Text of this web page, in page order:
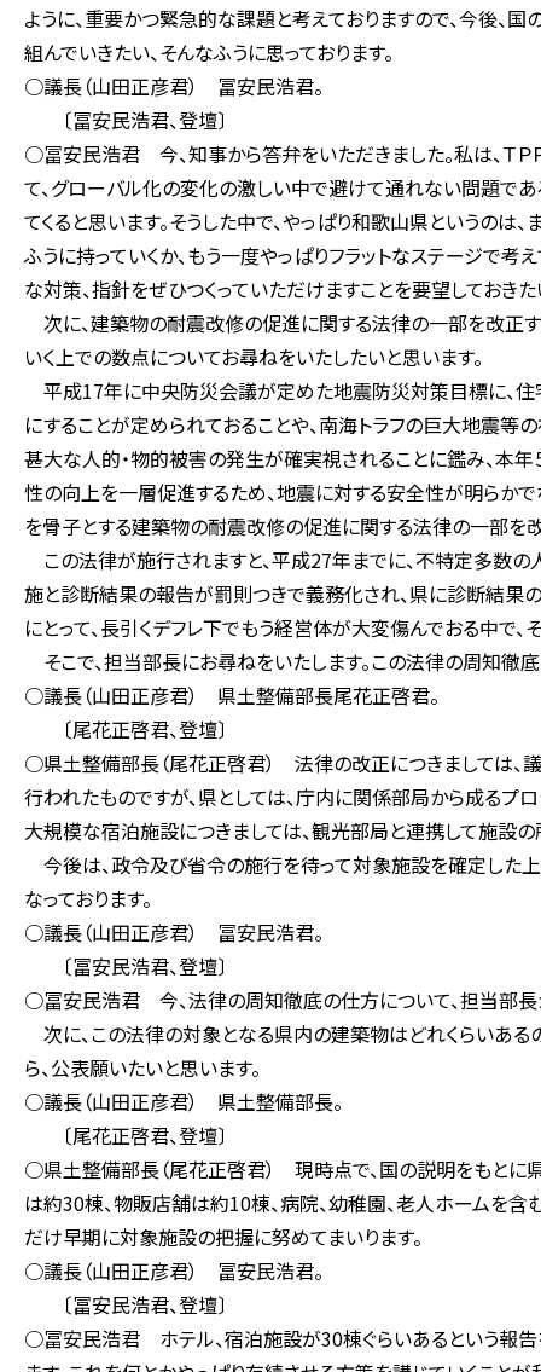
ように、重要かつ緊急的な課題と考えておりますので、今後、
組んでいきたい、そんなふうに思っております。
○議長（山田正彦君） 冨安民浩君。
〔冨安民浩君、登壇〕
○冨安民浩君 今、知事から答弁をいただきました。私は、ＴＰ
て、グローバル化の変化の激しい中で避けて通れない問題で
てくると思います。そうした中で、やっぱり和歌山県というの
ふうに持っていくか、もう一度やっぱりフラットなステージで
な対策、指針をぜひつくっていただけますことを要望しておきた
次に、建築物の耐震改修の促進に関する法律の一部を改正
いく上での数点についてお尋ねをいたしたいと思います。
平成17年に中央防災会議が定めた地震防災対策目標に、
にすることが定められておることや、南海トラフの巨大地震
甚大な人的・物的被害の発生が確実視されることに鑑み、本
性の向上を一層促進するため、地震に対する安全性が明ら
を骨子とする建築物の耐震改修の促進に関する法律の一部を
この法律が施行されますと、平成27年までに、不特定多数
施と診断結果の報告が罰則つきで義務化され、県に診断結果
にとって、長引くデフレ下でもう経営体が大変傷んでおる中で
そこで、担当部長にお尋ねをいたします。この法律の周知徹
○議長（山田正彦君） 県土整備部長尾花正啓君。
〔尾花正啓君、登壇〕
○県土整備部長（尾花正啓君） 法律の改正につきましては、
行われたものですが、県としては、庁内に関係部局から成るプ
大規模な宿泊施設につきましては、観光部局と連携して施設
今後は、政令及び省令の施行を待って対象施設を確定した
なっております。
○議長（山田正彦君） 冨安民浩君。
〔冨安民浩君、登壇〕
○冨安民浩君 今、法律の周知徹底の仕方について、担当部長
次に、この法律の対象となる県内の建築物はどれくらいあ
ら、公表願いたいと思います。
○議長（山田正彦君） 県土整備部長。
〔尾花正啓君、登壇〕
○県土整備部長（尾花正啓君） 現時点で、国の説明をもとに
は約30棟、物販店舗は約10棟、病院、幼稚園、老人ホームを含
だけ早期に対象施設の把握に努めてまいります。
○議長（山田正彦君） 冨安民浩君。
〔冨安民浩君、登壇〕
○冨安民浩君 ホテル、宿泊施設が30棟ぐらいあるという報告